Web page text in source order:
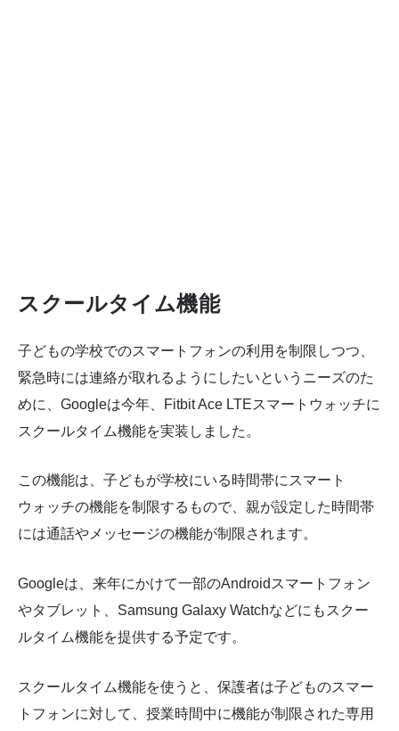
スクールタイム機能
子どもの学校でのスマートフォンの利用を制限しつつ、
緊急時には連絡が取れるようにしたいというニーズのた
めに、Googleは今年、Fitbit Ace LTEスマートウォッチに
スクールタイム機能を実装しました。
この機能は、子どもが学校にいる時間帯にスマート
ウォッチの機能を制限するもので、親が設定した時間帯
には通話やメッセージの機能が制限されます。
Googleは、来年にかけて一部のAndroidスマートフォン
やタブレット、Samsung Galaxy Watchなどにもスクー
ルタイム機能を提供する予定です。
スクールタイム機能を使うと、保護者は子どものスマー
トフォンに対して、授業時間中に機能が制限された専用